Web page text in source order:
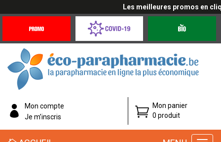
Les meilleures promos en
Offres
Coronavirus
éco-
parapharmacie.fr
éco-
Mon compte
Je m’inscris
Mon panier
0 produit